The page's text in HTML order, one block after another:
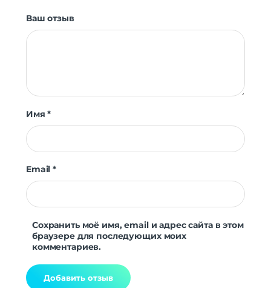
Ваш отзыв
Имя*
Email*
Сохранить моё имя, email и адрес сайта в этом
браузере для последующих моих
комментариев.